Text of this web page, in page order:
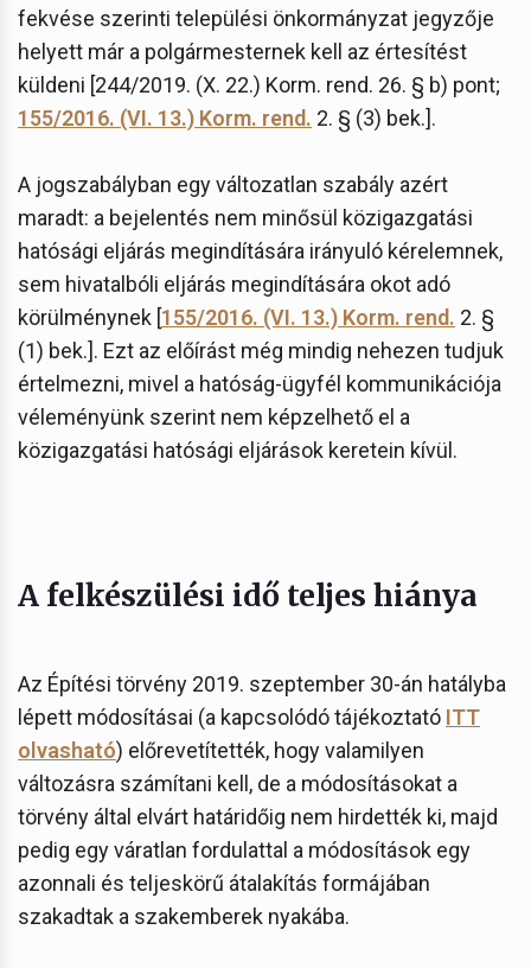
fekvése szerinti települési önkormányzat jegyzője
helyett már a polgármesternek kell az értesítést
küldeni [244/2019. (X. 22.) Korm. rend. 26. § b) pont;
155/2016. (VI. 13.) Korm. rend. 2. § (3) bek.].
A jogszabályban egy változatlan szabály azért
maradt: a bejelentés nem minősül közigazgatási
hatósági eljárás megindítására irányuló kérelemnek,
sem hivatalbóli eljárás megindítására okot adó
körülménynek [155/2016. (VI. 13.) Korm. rend. 2. §
(1) bek.]. Ezt az előírást még mindig nehezen tudjuk
értelmezni, mivel a hatóság-ügyfél kommunikációja
véleményünk szerint nem képzelhető el a
közigazgatási hatósági eljárások keretein kívül.
A felkészülési idő teljes hiánya
Az Építési törvény 2019. szeptember 30-án hatályba
lépett módosításai (a kapcsolódó tájékoztató ITT
olvasható) előrevetítették, hogy valamilyen
változásra számítani kell, de a módosításokat a
törvény által elvárt határidőig nem hirdették ki, majd
pedig egy váratlan fordulattal a módosítások egy
azonnali és teljeskörű átalakítás formájában
szakadtak a szakemberek nyakába.